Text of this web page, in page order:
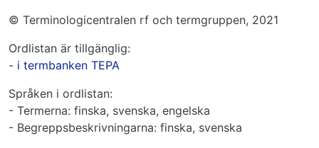
© Terminologicentralen rf och termgruppen, 2021
Ordlistan är tillgänglig:
- i termbanken TEPA
Språken i ordlistan:
- Termerna: finska, svenska, engelska
- Begreppsbeskrivningarna: finska, svenska